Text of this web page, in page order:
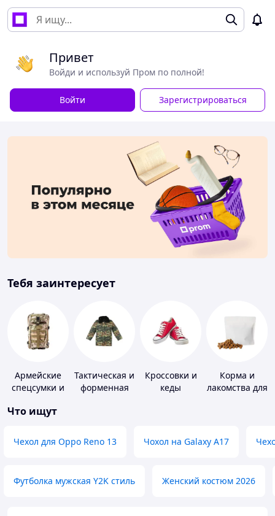
Привет
Войди и используй Пром по полной!
Войти Зарегистрироваться
Тебя заинтересует
Армейские
спецсумки и
Тактическая и
форменная
Кроссовки и
кеды
Корма и
лакомства для
Что ищут
Чехол для Oppo Reno 13 Чохол на Galaxy A17
Футболка мужская Y2K стиль Женский костюм 2026